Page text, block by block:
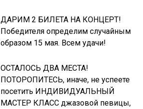
ДАРИМ 2 БИЛЕТА НА КОНЦЕРТ!
Победителя определим случайным
образом 15 мая. Всем удачи!
ОСТАЛОСЬ ДВА МЕСТА!
ПОТОРОПИТЕСЬ, иначе, не успеете
посетить ИНДИВИДУАЛЬНЫЙ
МАСТЕР КЛАСС джазовой певицы,